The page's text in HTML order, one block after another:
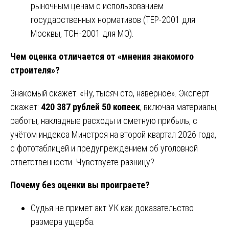
рыночным ценам с использованием
государственных нормативов (ТЕР-2001 для
Москвы, ТСН-2001 для МО).
Чем оценка отличается от «мнения знакомого
строителя»?
Знакомый скажет: «Ну, тысяч сто, наверное». Эксперт
скажет: 420 387 рублей 50 копеек, включая материалы,
работы, накладные расходы и сметную прибыль, с
учётом индекса Минстроя на второй квартал 2026 года,
с фототаблицей и предупреждением об уголовной
ответственности. Чувствуете разницу?
Почему без оценки вы проиграете?
Судья не примет акт УК как доказательство
размера ущерба.